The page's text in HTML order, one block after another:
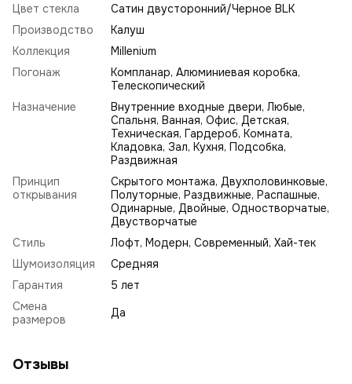
Цвет стекла
Сатин двусторонний/Черное BLK
Производство
Калуш
Коллекция
Millenium
Погонаж
Компланар, Алюминиевая коробка,
Телескопический
Назначение
Внутренние входные двери, Любые,
Спальня, Ванная, Офис, Детская,
Техническая, Гардероб, Комната,
Кладовка, Зал, Кухня, Подсобка,
Раздвижная
Принцип
открывания
Скрытого монтажа, Двухполовинковые,
Полуторные, Раздвижные, Распашные,
Одинарные, Двойные, Одностворчатые,
Двустворчатые
Стиль
Лофт, Модерн, Современный, Хай-тек
Шумоизоляция
Средняя
Гарантия
5 лет
Смена
размеров
Да
Отзывы